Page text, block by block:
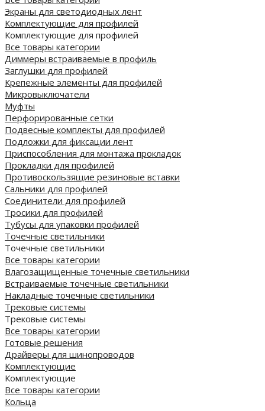
Экраны для светодиодных лент
Комплектующие для профилей
Комплектующие для профилей
Все товары категории
Диммеры встраиваемые в профиль
Заглушки для профилей
Крепежные элементы для профилей
Микровыключатели
Муфты
Перфорированные сетки
Подвесные комплекты для профилей
Подложки для фиксации лент
Приспособления для монтажа прокладок
Прокладки для профилей
Противоскользящие резиновые вставки
Сальники для профилей
Соединители для профилей
Тросики для профилей
Тубусы для упаковки профилей
Точечные светильники
Точечные светильники
Все товары категории
Влагозащищенные точечные светильники
Встраиваемые точечные светильники
Накладные точечные светильники
Трековые системы
Трековые системы
Все товары категории
Готовые решения
Драйверы для шинопроводов
Комплектующие
Комплектующие
Все товары категории
Кольца